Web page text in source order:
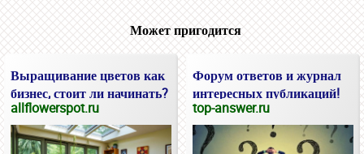
Может пригодится
Выращивание цветов как
бизнес, стоит ли начинать?
allflowerspot.ru
Форум ответов и журнал
интересных публикаций!
top-answer.ru